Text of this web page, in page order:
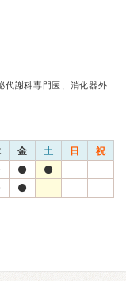
代謝科専門医、消化器外
金 土 日 祝